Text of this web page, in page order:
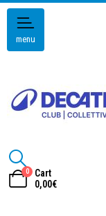
menu
0
Cart
0,00€